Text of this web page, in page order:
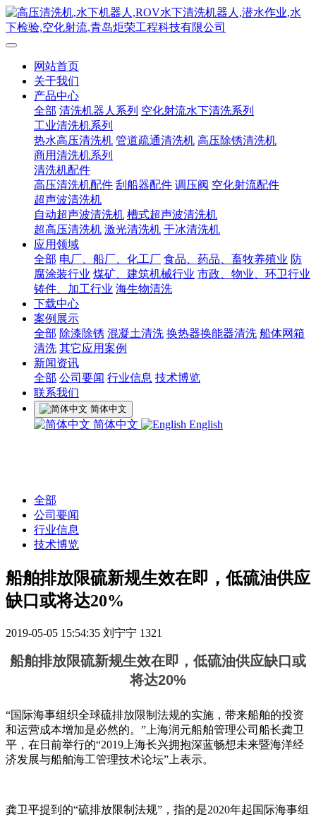
网站首页
关于我们
产品中心
全部 清洗机器人系列 空化射流水下清洗系列
工业清洗机系列
热水高压清洗机 管道疏通清洗机 高压除锈清洗机
商用清洗机系列
清洗机配件
高压清洗机配件 刮船器配件 调压阀 空化射流配件
超声波清洗机
自动超声波清洗机 槽式超声波清洗机
超高压清洗机 激光清洗机 干冰清洗机
应用领域
全部 电厂、船厂、化工厂 食品、药品、畜牧养殖业 防
腐涂装行业 煤矿、建筑机械行业 市政、物业、环卫行业
铸件、加工行业 海生物清洗
下载中心
案例展示
全部 除漆除锈 混凝土清洗 换热器换能器清洗 船体网箱
清洗 其它应用案例
新闻资讯
全部 公司要闻 行业信息 技术博览
联系我们
简体中文
简体中文 English
全部
公司要闻
行业信息
技术博览
船舶排放限硫新规生效在即，低硫油供应
缺口或将达20%
2019-05-05 15:54:35 刘宁宁 1321
船舶排放限硫新规生效在即，低硫油供应缺口或
将达20%
“国际海事组织全球硫排放限制法规的实施，带来船舶的投资
和运营成本增加是必然的。”上海润元船舶管理公司船长龚卫
平，在日前举行的“2019上海长兴拥抱深蓝畅想未来暨海洋经
济发展与船舶海工管理技术论坛”上表示。
龚卫平提到的“硫排放限制法规”，指的是2020年起国际海事组